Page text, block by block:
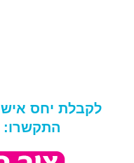
לקבלת יחס
התקשרו: